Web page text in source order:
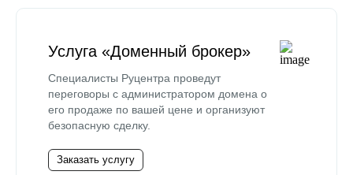
Услуга «Доменный брокер»
Специалисты Руцентра проведут
переговоры с администратором домена о
его продаже по вашей цене и организуют
безопасную сделку.
Заказать услугу